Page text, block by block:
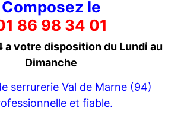
Composez le
86 98 34 01
a votre disposition du Lundi au
Dimanche
serrurerie Val de Marne (94)
et fiable.